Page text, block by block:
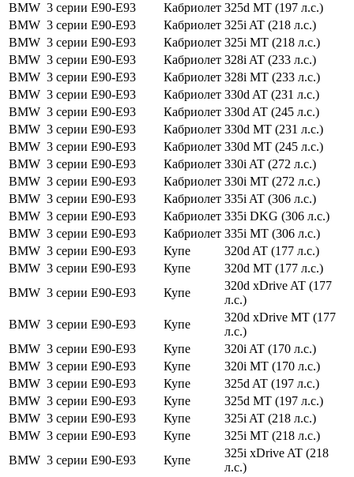
BMW 3 серии E90-E93 Кабриолет 325d MT (197 л.с.)
BMW 3 серии E90-E93 Кабриолет 325i AT (218 л.с.)
BMW 3 серии E90-E93 Кабриолет 325i MT (218 л.с.)
BMW 3 серии E90-E93 Кабриолет 328i AT (233 л.с.)
BMW 3 серии E90-E93 Кабриолет 328i MT (233 л.с.)
BMW 3 серии E90-E93 Кабриолет 330d AT (231 л.с.)
BMW 3 серии E90-E93 Кабриолет 330d AT (245 л.с.)
BMW 3 серии E90-E93 Кабриолет 330d MT (231 л.с.)
BMW 3 серии E90-E93 Кабриолет 330d MT (245 л.с.)
BMW 3 серии E90-E93 Кабриолет 330i AT (272 л.с.)
BMW 3 серии E90-E93 Кабриолет 330i MT (272 л.с.)
BMW 3 серии E90-E93 Кабриолет 335i AT (306 л.с.)
BMW 3 серии E90-E93 Кабриолет 335i DKG (306 л.с.)
BMW 3 серии E90-E93 Кабриолет 335i MT (306 л.с.)
BMW 3 серии E90-E93 Купе
320d AT (177 л.с.)
BMW 3 серии E90-E93 Купе
320d MT (177 л.с.)
BMW 3 серии E90-E93 Купе
320d xDrive AT (177
л.с.)
BMW 3 серии E90-E93 Купе
320d xDrive MT (177
л.с.)
BMW 3 серии E90-E93 Купе
320i AT (170 л.с.)
BMW 3 серии E90-E93 Купе
320i MT (170 л.с.)
BMW 3 серии E90-E93 Купе
325d AT (197 л.с.)
BMW 3 серии E90-E93 Купе
325d MT (197 л.с.)
BMW 3 серии E90-E93 Купе
325i AT (218 л.с.)
BMW 3 серии E90-E93 Купе
325i MT (218 л.с.)
BMW 3 серии E90-E93 Купе
325i xDrive AT (218
л.с.)